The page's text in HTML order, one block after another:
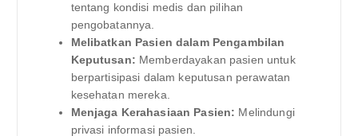
tentang kondisi medis dan pilihan
pengobatannya.
Melibatkan Pasien dalam Pengambilan
Keputusan: Memberdayakan pasien untuk
berpartisipasi dalam keputusan perawatan
kesehatan mereka.
Menjaga Kerahasiaan Pasien: Melindungi
privasi informasi pasien.